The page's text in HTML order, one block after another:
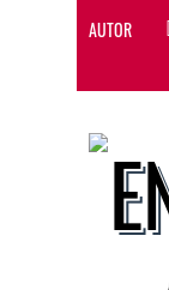
AUTOR